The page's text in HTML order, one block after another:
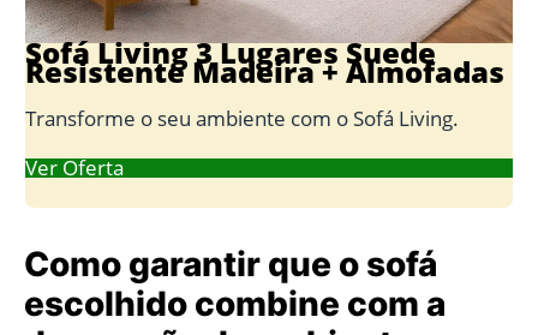
Sofá Living 3 Lugares Suede
Resistente Madeira + Almofadas
Transforme o seu ambiente com o Sofá Living.
Ver Oferta
Como garantir que o sofá
escolhido combine com a